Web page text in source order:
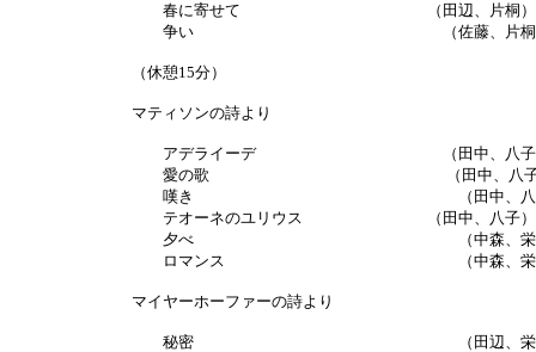
春に寄せて （田辺、片桐）
争い （佐藤、片桐
（休憩15分）
マティソンの詩より
アデライーデ （田中、八子
愛の歌 （田中、八子
嘆き （田中、八子
テオーネのユリウス （田中、八子）
夕べ （中森、栄長
ロマンス （中森、
マイヤーホーファーの詩より
秘密 （田辺、栄長